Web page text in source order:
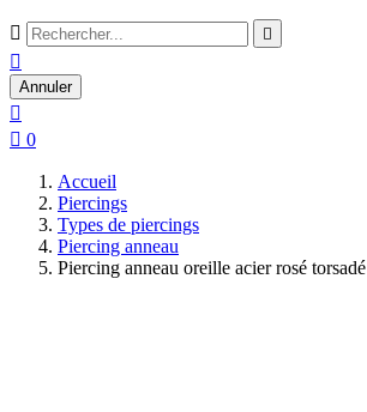
 

Annuler

 0
Accueil
Piercings
Types de piercings
Piercing anneau
Piercing anneau oreille acier rosé torsadé